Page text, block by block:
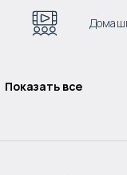
Показать все